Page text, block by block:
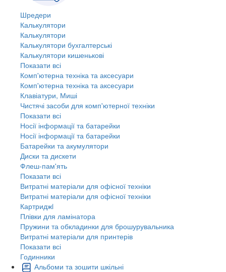
Шредери
Калькулятори
Калькулятори
Калькулятори бухгалтерські
Калькулятори кишенькові
Показати всі
Комп'ютерна техніка та аксесуари
Комп'ютерна техніка та аксесуари
Клавіатури, Миші
Чистячі засоби для комп'ютерної техніки
Показати всі
Носії інформації та батарейки
Носії інформації та батарейки
Батарейки та акумулятори
Диски та дискети
Флеш-пам'ять
Показати всі
Витратні матеріали для офісної техніки
Витратні матеріали для офісної техніки
Картриджi
Плівки для ламінатора
Пружини та обкладинки для брошурувальника
Витратні матеріали для принтерів
Показати всі
Годинники
Альбоми та зошити шкільні